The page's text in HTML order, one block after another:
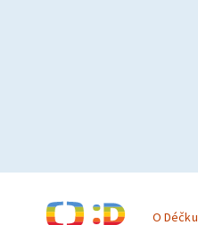
O Déčku